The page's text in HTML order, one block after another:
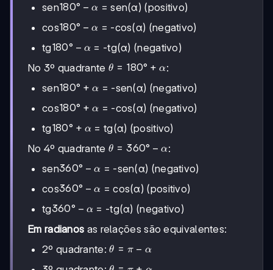
- α
sen180°
180° − α = sen(α) (positivo)
cos180°
180° − α = -cos(α) (negativo)
tg180°
180° − α = -tg(α) (negativo)
No 3º quadrante θ =
+ α
θ = 180° + α:
sen180°
180° + α = -sen(α) (negativo)
cos180°
180° + α = -cos(α) (negativo)
tg180°
180° + α = tg(α) (positivo)
No 4º quadrante θ =
- α
θ = 360° − α:
sen360°
360° − α = -sen(α) (negativo)
cos360°
360° − α = cos(α) (positivo)
tg360°
360° − α = -tg(α) (negativo)
Em radianos as relações são equivalentes:
2º quadrante:θ
θ = π − α